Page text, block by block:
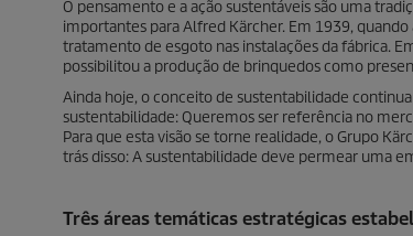
O pensamento e a ação sustentáveis são uma
importantes para Alfred Kärcher. Em 1939,
tratamento de esgoto nas instalações da fábrica.
possibilitou a produção de brinquedos como
Ainda hoje, o conceito de sustentabilidade
sustentabilidade: Queremos ser referência no
Para que esta visão se torne realidade, o Grupo
trás disso: A sustentabilidade deve permear uma
Três áreas temáticas estratégicas